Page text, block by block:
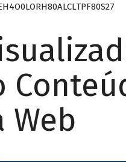
Web